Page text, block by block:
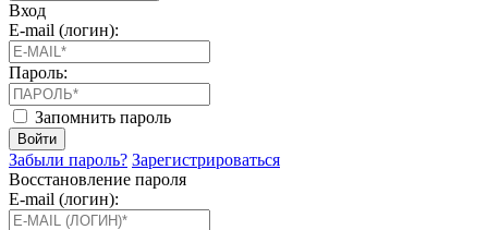
Вход
E-mail (логин):
Пароль:
Запомнить пароль
Войти
Забыли пароль? Зарегистрироваться
Восстановление пароля
E-mail (логин):